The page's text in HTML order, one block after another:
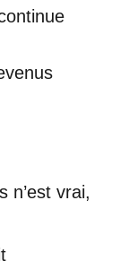
n’est vrai,